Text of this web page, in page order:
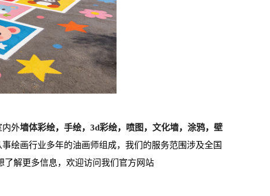
内外墙体彩绘， 手绘， 3d彩绘， 喷图 ， 文化墙， 涂鸦， 壁
绘画行业多年的油画师组成，我们的服务范围涉及全国
解更多信息，欢迎访问我们官方网站